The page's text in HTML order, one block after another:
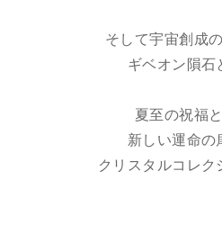
そして宇宙創成
ギベオン隕石
夏至の祝福
新しい運命の
クリスタルコレ